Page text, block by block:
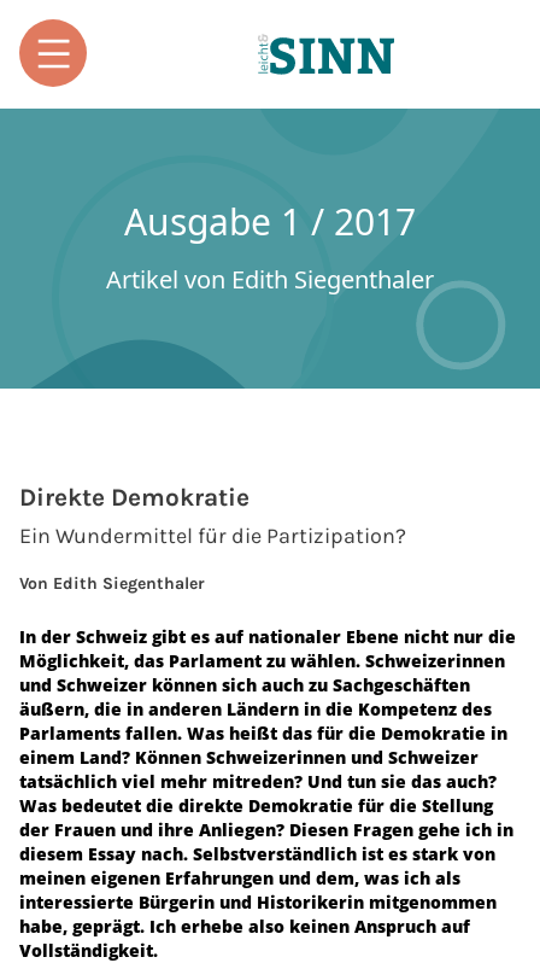
Ausgabe 1 / 2017
Artikel von Edith Siegenthaler
Direkte Demokratie
Ein Wundermittel für die Partizipation?
Von Edith Siegenthaler
In der Schweiz gibt es auf nationaler Ebene nicht nur die
Möglichkeit, das Parlament zu wählen. Schweizerinnen
und Schweizer können sich auch zu Sachgeschäften
äußern, die in anderen Ländern in die Kompetenz des
Parlaments fallen. Was heißt das für die Demokratie in
einem Land? Können Schweizerinnen und Schweizer
tatsächlich viel mehr mitreden? Und tun sie das auch?
Was bedeutet die direkte Demokratie für die Stellung
der Frauen und ihre Anliegen? Diesen Fragen gehe ich in
diesem Essay nach. Selbstverständlich ist es stark von
meinen eigenen Erfahrungen und dem, was ich als
interessierte Bürgerin und Historikerin mitgenommen
habe, geprägt. Ich erhebe also keinen Anspruch auf
Vollständigkeit.